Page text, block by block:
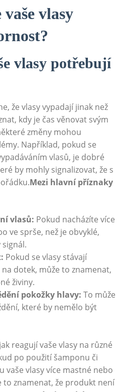
vlasy
vlasy potřebují
že vlasy vypadají jinak než
kdy je čas věnovat svým
změny mohou
Například, pokud se
vlasů, je dobré
by mohly signalizovat, že s
Mezi hlavní příznaky
vlasů: Pokud nacházíte více
ve sprše, než je obvyklé,
Pokud se vlasy stávají
dotek, může to znamenat,
živiny.
pokožky hlavy: To může
které by nemělo být
reagují vaše vlasy na různé
po použití šamponu či
vaše vlasy více mastné nebo
to znamenat, že produkt není